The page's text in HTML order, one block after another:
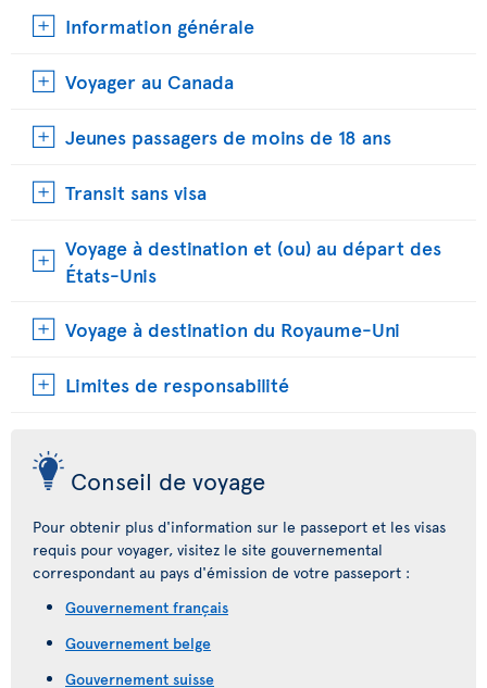
Information générale
Voyager au Canada
Jeunes passagers de moins de 18 ans
Transit sans visa
Voyage à destination et (ou) au départ des
États-Unis
Voyage à destination du Royaume-Uni
Limites de responsabilité
Conseil de voyage
Pour obtenir plus d'information sur le passeport et les visas
requis pour voyager, visitez le site gouvernemental
correspondant au pays d'émission de votre passeport :
Gouvernement français
Gouvernement belge
Gouvernement suisse